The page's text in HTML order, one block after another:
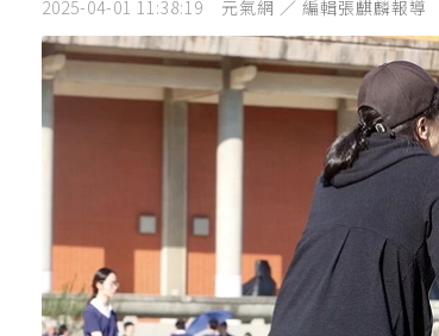
2025-04-01 11:38:19 元氣網 ／ 編輯張麒麟報導